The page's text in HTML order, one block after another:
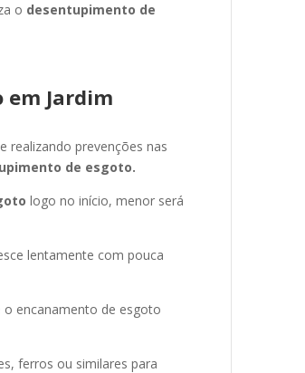
o desentupimento de
em Jardim
realizando prevenções nas
de esgoto.
logo no início, menor será
lentamente com pouca
o encanamento de esgoto
ferros ou similares para